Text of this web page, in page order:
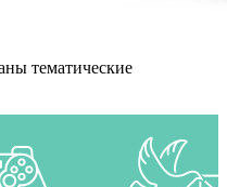
тематические